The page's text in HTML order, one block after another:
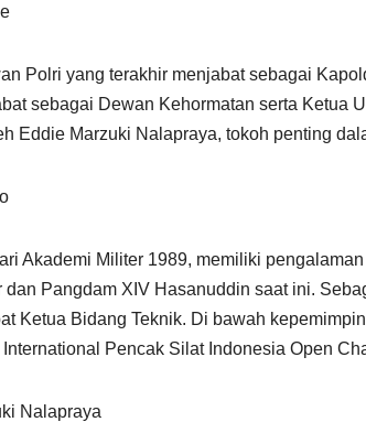
Polri yang terakhir menjabat sebagai
sebagai Dewan Kehormatan serta Ketua
Eddie Marzuki Nalapraya, tokoh penting
Akademi Militer 1989, memiliki
Pangdam XIV Hasanuddin saat ini.
Ketua Bidang Teknik. Di bawah
Pencak Silat Indonesia Open
Nalapraya